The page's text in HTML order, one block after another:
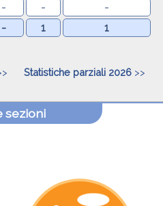
- -
-
-
1 1
Statistiche parziali 2026 >>
sezioni